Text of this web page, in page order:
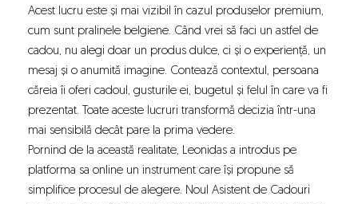
Acest lucru este și mai vizibil în cazul produselor premium,
cum sunt pralinele belgiene. Când vrei să faci un astfel de
cadou, nu alegi doar un produs dulce, ci și o experiență, un
mesaj și o anumită imagine. Contează contextul, persoana
căreia îi oferi cadoul, gusturile ei, bugetul și felul în care va fi
prezentat. Toate aceste lucruri transformă decizia într-una
mai sensibilă decât pare la prima vedere.
Pornind de la această realitate, Leonidas a introdus pe
platforma sa online un instrument care își propune să
simplifice procesul de alegere. Noul Asistent de Cadouri